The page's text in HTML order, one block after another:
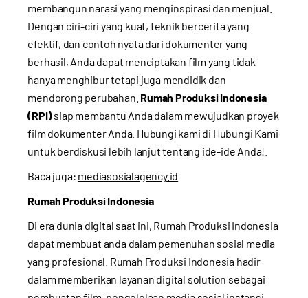
membangun narasi yang menginspirasi dan menjual.
Dengan ciri-ciri yang kuat, teknik bercerita yang
efektif, dan contoh nyata dari dokumenter yang
berhasil, Anda dapat menciptakan film yang tidak
hanya menghibur tetapi juga mendidik dan
mendorong perubahan. Rumah Produksi Indonesia
(RPI)siap membantu Anda dalam mewujudkan proyek
film dokumenter Anda. Hubungi kami di Hubungi Kami
untuk berdiskusi lebih lanjut tentang ide-ide Anda!.
Baca juga: mediasosialagency.id
Rumah Produksi Indonesia
Di era dunia digital saat ini, Rumah Produksi Indonesia
dapat membuat anda dalam pemenuhan sosial media
yang profesional. Rumah Produksi Indonesia hadir
dalam memberikan layanan digital solution sebagai